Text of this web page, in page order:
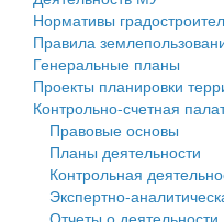
Генеральные планы
Проекты планировки
Собрание депутатов
Городское поселение
Сельские поселения
Нормативы
Правила
Генеральные планы
Проекты планировки
Контрольно-счетная
Правовые основы
Планы деятельности
Контрольная
Экспертно-
Отчеты о деятельности